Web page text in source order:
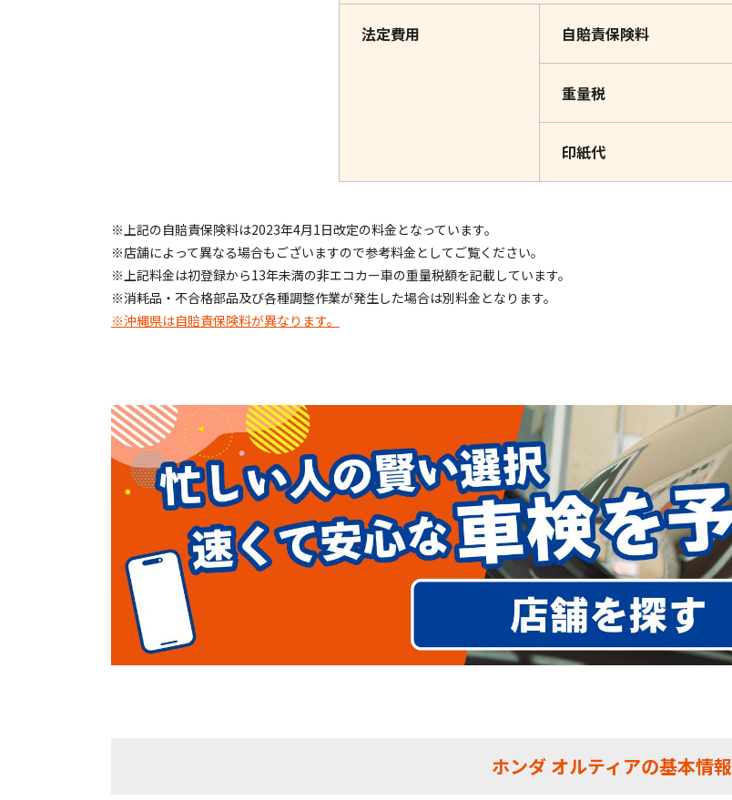
法定費用 自賠責保険料
重量税
印紙代
※上記の自賠責保険料は2023年4月1日改定の料金となっています。
※店舗によって異なる場合もございますので参考料金としてご覧ください。
※上記料金は初登録から13年未満の非エコカー車の重量税額を記載しています。
※消耗品・不合格部品及び各種調整作業が発生した場合は別料金となります。
※沖縄県は自賠責保険料が異なります。
ホンダ オルティアの基本情報